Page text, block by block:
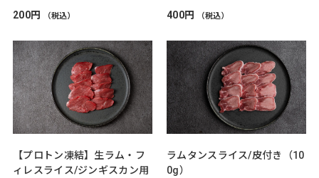
200円 （税込） 400円 （税込）
【プロトン凍結】生ラム・フ
ィレスライス/ジンギスカン用
ラムタンスライス/皮付き（10
0g）